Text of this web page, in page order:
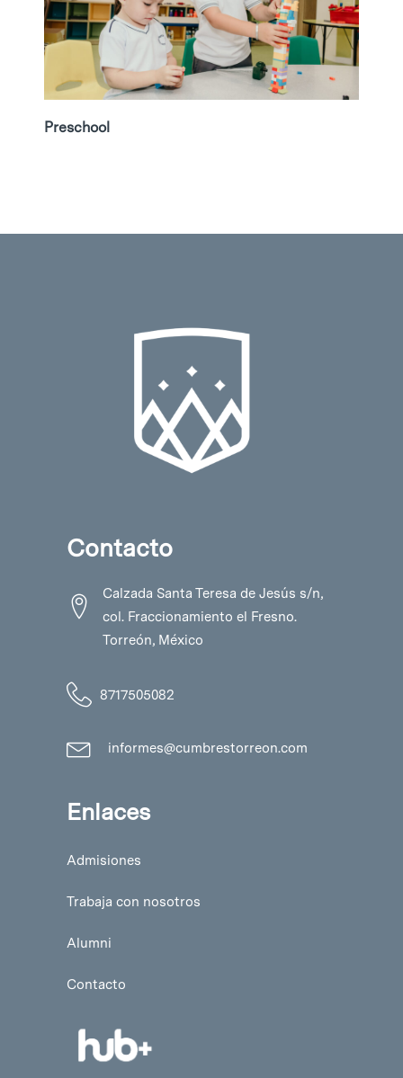
Preschool
Contacto
Calzada Santa Teresa de Jesús s/n,
col. Fraccionamiento el Fresno.
Torreón, México
8717505082
informes@cumbrestorreon.com
Enlaces
Admisiones
Trabaja con nosotros
Alumni
Contacto